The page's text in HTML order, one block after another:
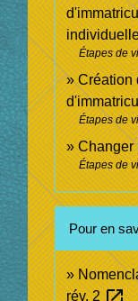
Étapes de
Création
Étapes de
Changer
Étapes de
Pour en
rév. 2